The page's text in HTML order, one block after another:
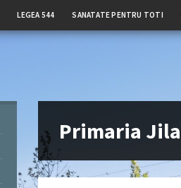
LEGEA 544 SANATATE PENTRU TOTI
Primaria